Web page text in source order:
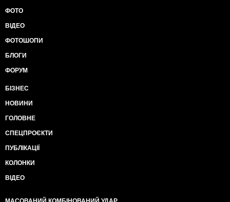
ФОТО
ВІДЕО
ФОТОШОПИ
БЛОГИ
ФОРУМ
БІЗНЕС
НОВИНИ
ГОЛОВНЕ
СПЕЦПРОЄКТИ
ПУБЛІКАЦІЇ
КОЛОНКИ
ВІДЕО